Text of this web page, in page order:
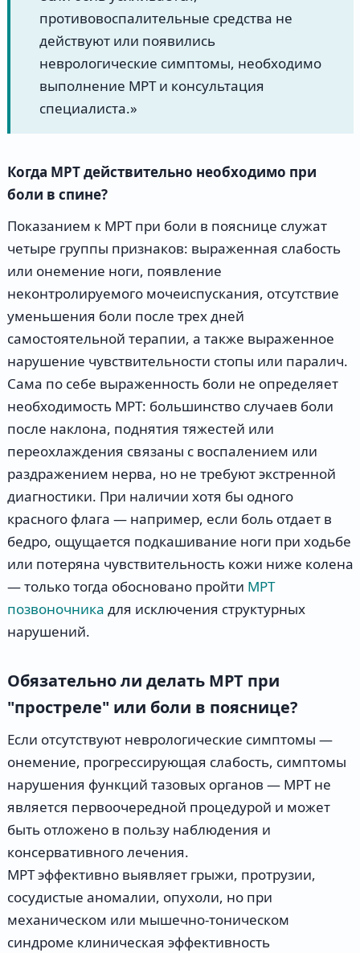
противовоспалительные средства не
действуют или появились
неврологические симптомы, необходимо
выполнение МРТ и консультация
специалиста.»
Когда МРТ действительно необходимо при
боли в спине?
Показанием к МРТ при боли в пояснице служат
четыре группы признаков: выраженная слабость
или онемение ноги, появление
неконтролируемого мочеиспускания, отсутствие
уменьшения боли после трех дней
самостоятельной терапии, а также выраженное
нарушение чувствительности стопы или паралич.
Сама по себе выраженность боли не определяет
необходимость МРТ: большинство случаев боли
после наклона, поднятия тяжестей или
переохлаждения связаны с воспалением или
раздражением нерва, но не требуют экстренной
диагностики. При наличии хотя бы одного
красного флага — например, если боль отдает в
бедро, ощущается подкашивание ноги при ходьбе
или потеряна чувствительность кожи ниже колена
— только тогда обосновано пройти МРТ
позвоночника для исключения структурных
нарушений.
Обязательно ли делать МРТ при
"простреле" или боли в пояснице?
Если отсутствуют неврологические симптомы —
онемение, прогрессирующая слабость, симптомы
нарушения функций тазовых органов — МРТ не
является первоочередной процедурой и может
быть отложено в пользу наблюдения и
консервативного лечения.
МРТ эффективно выявляет грыжи, протрузии,
сосудистые аномалии, опухоли, но при
механическом или мышечно-тоническом
синдроме клиническая эффективность